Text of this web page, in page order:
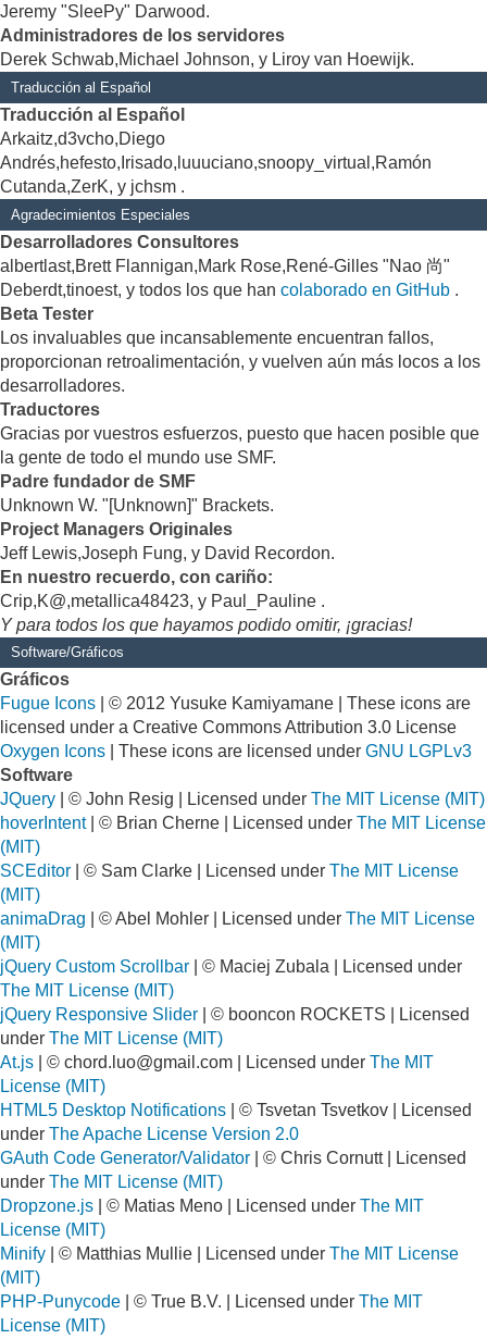
Jeremy "SleePy" Darwood.
Administradores de los servidores
Derek Schwab,Michael Johnson, y Liroy van Hoewijk.
Traducción al Español
Traducción al Español
Arkaitz,d3vcho,Diego
Andrés,hefesto,Irisado,luuuciano,snoopy_virtual,Ramón
Cutanda,ZerK, y jchsm .
Agradecimientos Especiales
Desarrolladores Consultores
albertlast,Brett Flannigan,Mark Rose,René-Gilles "Nao 尚"
Deberdt,tinoest, y todos los que han colaborado en GitHub .
Beta Tester
Los invaluables que incansablemente encuentran fallos,
proporcionan retroalimentación, y vuelven aún más locos a los
desarrolladores.
Traductores
Gracias por vuestros esfuerzos, puesto que hacen posible que
la gente de todo el mundo use SMF.
Padre fundador de SMF
Unknown W. "[Unknown]" Brackets.
Project Managers Originales
Jeff Lewis,Joseph Fung, y David Recordon.
En nuestro recuerdo, con cariño:
Crip,K@,metallica48423, y Paul_Pauline .
Y para todos los que hayamos podido omitir, ¡gracias!
Software/Gráficos
Gráficos
Fugue Icons | © 2012 Yusuke Kamiyamane | These icons are
licensed under a Creative Commons Attribution 3.0 License
Oxygen Icons | These icons are licensed under GNU LGPLv3
Software
JQuery | © John Resig | Licensed under The MIT License (MIT)
hoverIntent| © Brian Cherne | Licensed under The MIT License
(MIT)
SCEditor | © Sam Clarke | Licensed under The MIT License
(MIT)
animaDrag | © Abel Mohler | Licensed under The MIT License
(MIT)
jQuery Custom Scrollbar | © Maciej Zubala | Licensed under
The MIT License (MIT)
jQuery Responsive Slider | © booncon ROCKETS | Licensed
under The MIT License (MIT)
At.js | © chord.luo@gmail.com | Licensed under The MIT
License (MIT)
HTML5 Desktop Notifications | © Tsvetan Tsvetkov | Licensed
under The Apache License Version 2.0
GAuth Code Generator/Validator | © Chris Cornutt | Licensed
under The MIT License (MIT)
Dropzone.js | © Matias Meno | Licensed under The MIT
License (MIT)
Minify | © Matthias Mullie | Licensed under The MIT License
(MIT)
PHP-Punycode | © True B.V. | Licensed under The MIT
License (MIT)